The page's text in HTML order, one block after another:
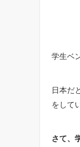
学生ベ
日本だ
をして
さて、